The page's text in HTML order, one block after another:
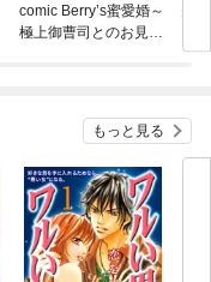
comic Berry’s蜜愛婚～
極上御曹司とのお見合
先
もっと見る